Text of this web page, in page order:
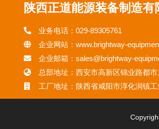
陕西正道能源装备制造有
业务电话：029-89305761
企业网站：www.brightway-
企业邮箱：sales@brightway-
总部地址：西安市高新区锦业路都
工厂地址：陕西省咸阳市淳化润镇